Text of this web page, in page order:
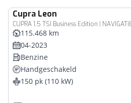
Cupra Leon
115.468 km
04-2023
Benzine
Handgeschakeld
150 pk (110 kW)